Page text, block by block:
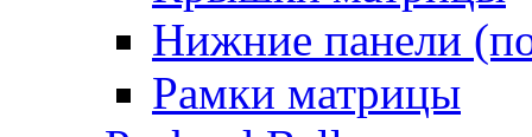
Нижние панели
Рамки матрицы